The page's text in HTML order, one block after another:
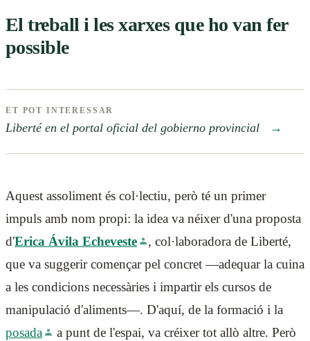
El treball i les xarxes que ho van fer
possible
ET POT INTERESSAR
Liberté en el portal oficial del gobierno provincial →
Aquest assoliment és col·lectiu, però té un primer
impuls amb nom propi: la idea va néixer d'una proposta
d'Erica Ávila Echeveste
, col·laboradora de Liberté,
que va suggerir començar pel concret —adequar la cuina
a les condicions necessàries i impartir els cursos de
manipulació d'aliments—. D'aquí, de la formació i la
posada
a punt de l'espai, va créixer tot allò altre. Però